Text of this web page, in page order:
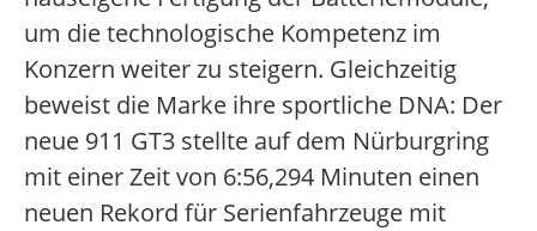
um die technologische Kompetenz im
Konzern weiter zu steigern. Gleichzeitig
beweist die Marke ihre sportliche DNA: Der
neue 911 GT3 stellte auf dem Nürburgring
mit einer Zeit von 6:56,294 Minuten einen
neuen Rekord für Serienfahrzeuge mit